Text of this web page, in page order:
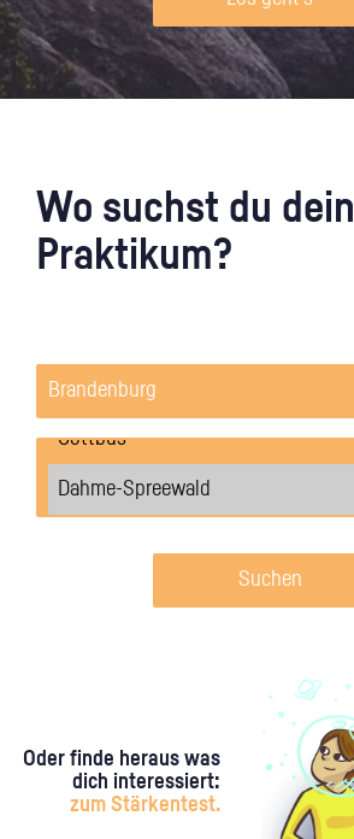
Wo suchst du dein
Praktikum?
Suchen
Oder finde heraus was
dich interessiert:
zum Stärkentest.